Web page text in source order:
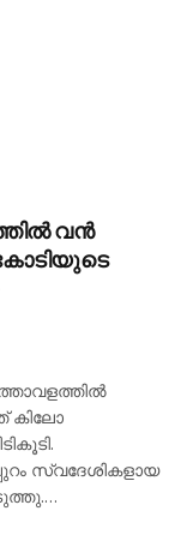
വൻ
കോടിയുടെ
കിലോ
സ്വദേശികളായ